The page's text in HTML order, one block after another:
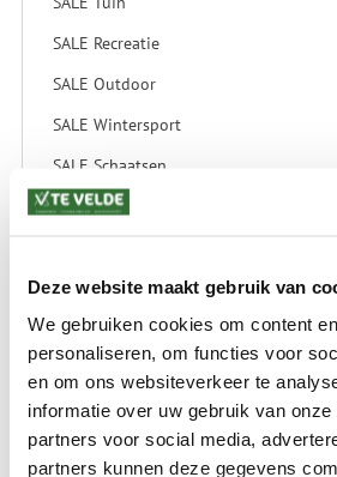
Deze website maakt gebruik van
We gebruiken cookies om content
personaliseren, om functies voor
en om ons websiteverkeer te
informatie over uw gebruik van
partners voor social media,
partners kunnen deze gegevens
SALE Recreatie
SALE Outdoor
SALE Wintersport
SALE Schaatsen
GEEN VERZENDKOSTEN
Levertijd: 2-4
*) Voor grotere pakketverzendingen en bijzondere
afwijkende tarieven en levertermijnen gelden. Deze
Kijk hier voor de ruilen-
Waar is ons bedrijf